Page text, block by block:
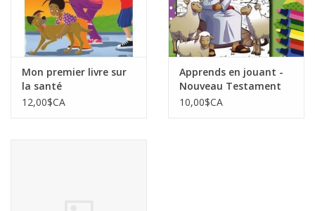
Mon premier livre sur
la santé
12,00$CA
Apprends en jouant -
Nouveau Testament
10,00$CA